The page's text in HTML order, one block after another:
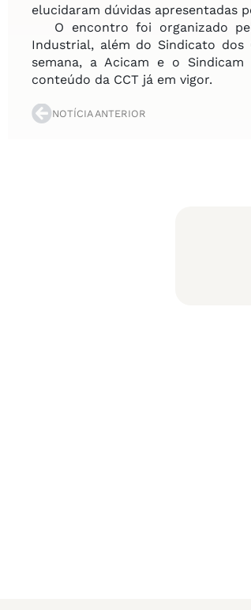
elucidaram dúvidas apresentadas
O encontro foi organizado
Industrial, além do Sindicato dos
semana, a Acicam e o
conteúdo da CCT já em vigor.
NOTÍCIA ANTERIOR